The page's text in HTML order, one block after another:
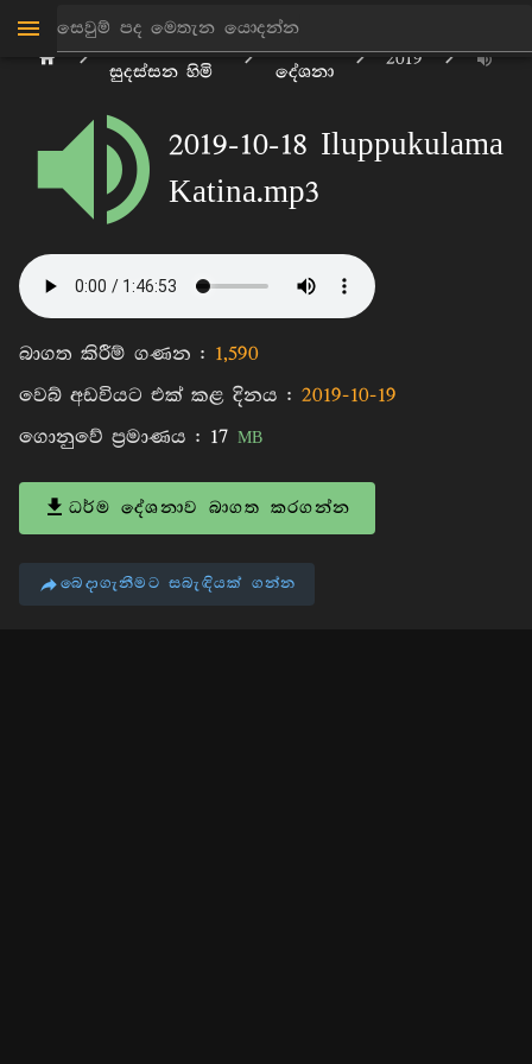
සුදස්සන හිමි
දේශනා
2019
2019-10-18 Iluppukulama
Katina.mp3
බාගත කිරීම් ගණන : 1,590
වෙබ් අඩවියට එක් කළ දිනය : 2019-10-19
ගොනුවේ ප්‍රමාණය : 17 MB
ධර්ම දේශනාව බාගත කරගන්න
බෙදාගැනීමට සබැඳියක් ගන්න